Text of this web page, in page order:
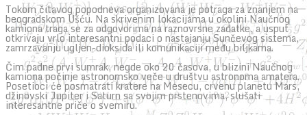
Tokom čitavog popodneva organizovana je potraga za znanjem na
beogradskom Ušću. Na skrivenim lokacijama u okolini Naučnog
kamiona traga se za odgovorima na raznovrsne zadatke, a usput
otkrivaju vrlo interesantni podaci o nastajanju Sunčevog sistema,
zamrzavanju ugljen-dioksida ili komunikaciji među biljkama.
Čim padne prvi sumrak, negde oko 20 časova, u blizini Naučnog
kamiona počinje astronomsko veče u društvu astronoma amatera.
Posetioci će posmatrati kratere na Mesecu, crvenu planetu Mars,
džinovski Jupiter i Saturn sa svojim prstenovima, slušati
interesantne priče o svemiru.